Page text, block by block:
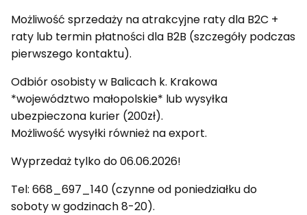
Możliwość sprzedaży na atrakcyjne raty dla B2C +
raty lub termin płatności dla B2B (szczegóły podczas
pierwszego kontaktu).
Odbiór osobisty w Balicach k. Krakowa
*województwo małopolskie* lub wysyłka
ubezpieczona kurier (200zł).
Możliwość wysyłki również na export.
Wyprzedaż tylko do 06.06.2026!
Tel: 668_697_140 (czynne od poniedziałku do
soboty w godzinach 8-20).